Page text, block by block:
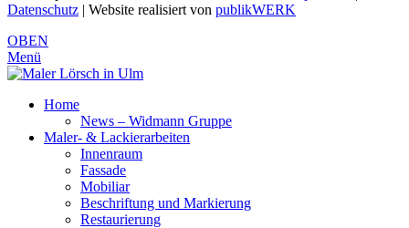
Datenschutz | Website realisiert von publikWERK
OBEN
Menü
Home
News – Widmann Gruppe
Maler- & Lackierarbeiten
Innenraum
Fassade
Mobiliar
Beschriftung und Markierung
Restaurierung